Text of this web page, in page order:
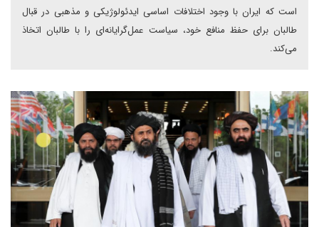
است که ایران با وجود اختلافات اساسی ایدئولوژیکی و مذهبی در قبال
طالبان برای حفظ منافع خود، سیاست عمل‌گرایانه‌ای را با طالبان اتخاذ
می‌کند.